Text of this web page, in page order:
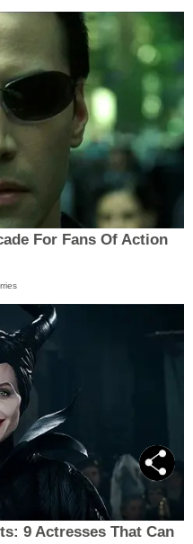
For Fans Of Action
9 Actresses That Can